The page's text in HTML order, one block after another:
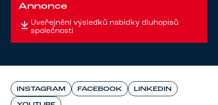
Annonce
Uveřejnění výsledků nabídky dluhopisů
společnosti
INSTAGRAM FACEBOOK LINKEDIN